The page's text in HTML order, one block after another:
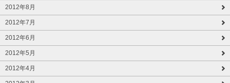
2012年8月
2012年7月
2012年6月
2012年5月
2012年4月